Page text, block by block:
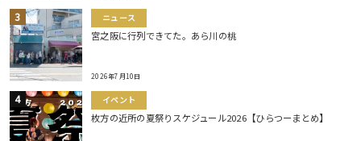
ニュース
宮之阪に行列できてた。あら川の桃
2026年7月10日
イベント
枚方の近所の夏祭りスケジュール2026【ひらつーまとめ】